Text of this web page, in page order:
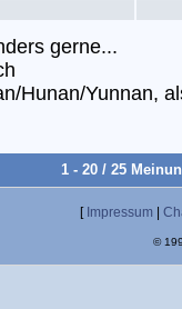
gerne...
Hunan/Yunnan,
1 - 20 / 25
[ Impressum
©